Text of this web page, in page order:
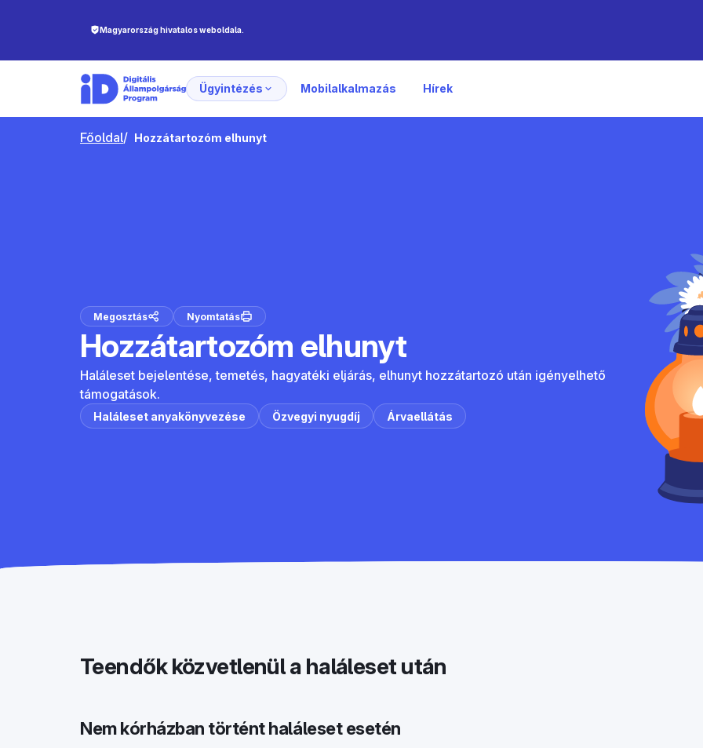
Ügyintézés Mobilalkalmazás Hírek
Főoldal/ Hozzátartozóm elhunyt
Megosztás Nyomtatás
Hozzátartozóm elhunyt
Haláleset bejelentése, temetés, hagyatéki eljárás, elhunyt hozzátartozó után igényelhető
támogatások.
Haláleset anyakönyvezése Özvegyi nyugdíj Árvaellátás
Teendők közvetlenül a haláleset után
Nem kórházban történt haláleset esetén